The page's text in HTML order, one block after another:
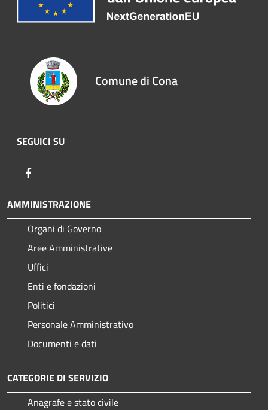
Comune di Cona
SEGUICI SU
AMMINISTRAZIONE
Organi di Governo
Aree Amministrative
Uffici
Enti e fondazioni
Politici
Personale Amministrativo
Documenti e dati
CATEGORIE DI SERVIZIO
Anagrafe e stato civile